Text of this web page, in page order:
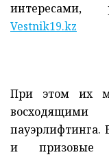
интересами,
Vestnik19.kz
При этом их
восходящими
и призовые